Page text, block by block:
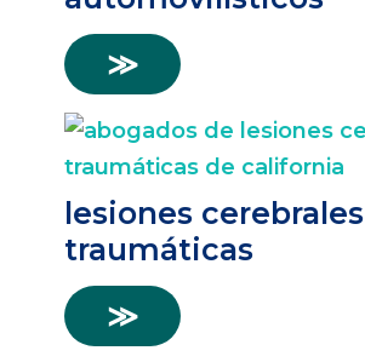
≫
lesiones cerebrales
traumáticas
≫